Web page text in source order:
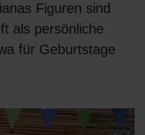
Figuren sind
als persönliche
für Geburtstage